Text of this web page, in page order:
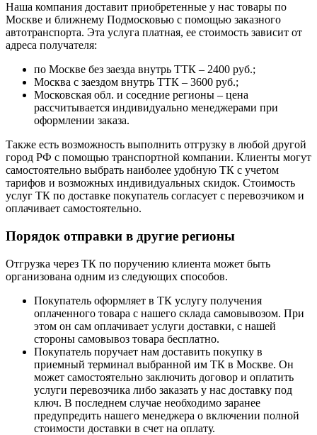
Наша компания доставит приобретенные у нас товары по
Москве и ближнему Подмосковью с помощью заказного
автотранспорта. Эта услуга платная, ее стоимость зависит от
адреса получателя:
по Москве без заезда внутрь ТТК – 2400 руб.;
Москва с заездом внутрь ТТК – 3600 руб.;
Московская обл. и соседние регионы – цена
рассчитывается индивидуально менеджерами при
оформлении заказа.
Также есть возможность выполнить отгрузку в любой другой
город РФ с помощью транспортной компании. Клиенты могут
самостоятельно выбрать наиболее удобную ТК с учетом
тарифов и возможных индивидуальных скидок. Стоимость
услуг ТК по доставке покупатель согласует с перевозчиком и
оплачивает самостоятельно.
Порядок отправки в другие регионы
Отгрузка через ТК по поручению клиента может быть
организована одним из следующих способов.
Покупатель оформляет в ТК услугу получения
оплаченного товара с нашего склада самовывозом. При
этом он сам оплачивает услуги доставки, с нашей
стороны самовывоз товара бесплатно.
Покупатель поручает нам доставить покупку в
приемный терминал выбранной им ТК в Москве. Он
может самостоятельно заключить договор и оплатить
услуги перевозчика либо заказать у нас доставку под
ключ. В последнем случае необходимо заранее
предупредить нашего менеджера о включении полной
стоимости доставки в счет на оплату.